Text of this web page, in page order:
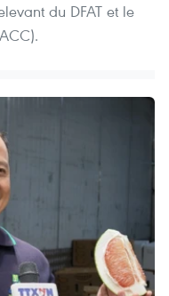
du DFAT et le